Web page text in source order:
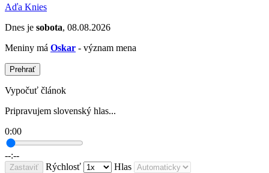
Aďa Knies
Dnes je sobota, 08.08.2026
Meniny má Oskar - význam mena
Prehrať
Vypočuť článok
Pripravujem slovenský hlas...
0:00
--:--
Zastaviť Rýchlosť Hlas